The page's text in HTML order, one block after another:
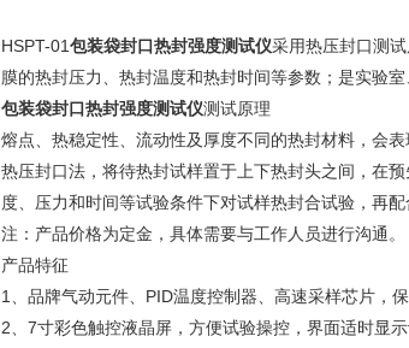
HSPT-01包装袋封口热封强度测试仪采用热压封口测
膜的热封压力、热封温度和热封时间等参数；是实验室
包装袋封口热封强度测试仪测试原理
熔点、热稳定性、流动性及厚度不同的热封材料，会
热压封口法，将待热封试样置于上下热封头之间，在
度、压力和时间等试验条件下对试样热封合试验，再
注：产品价格为定金，具体需要与工作人员进行沟通。
产品特征
1、品牌气动元件、PID温度控制器、高速采样芯片，
2、7寸彩色触控液晶屏，方便试验操控，界面适时显